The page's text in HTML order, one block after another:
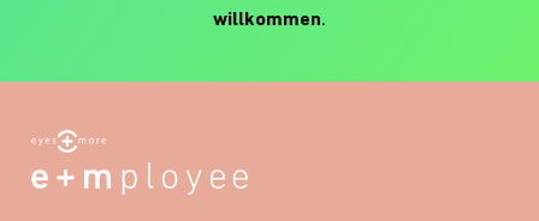
willkommen.